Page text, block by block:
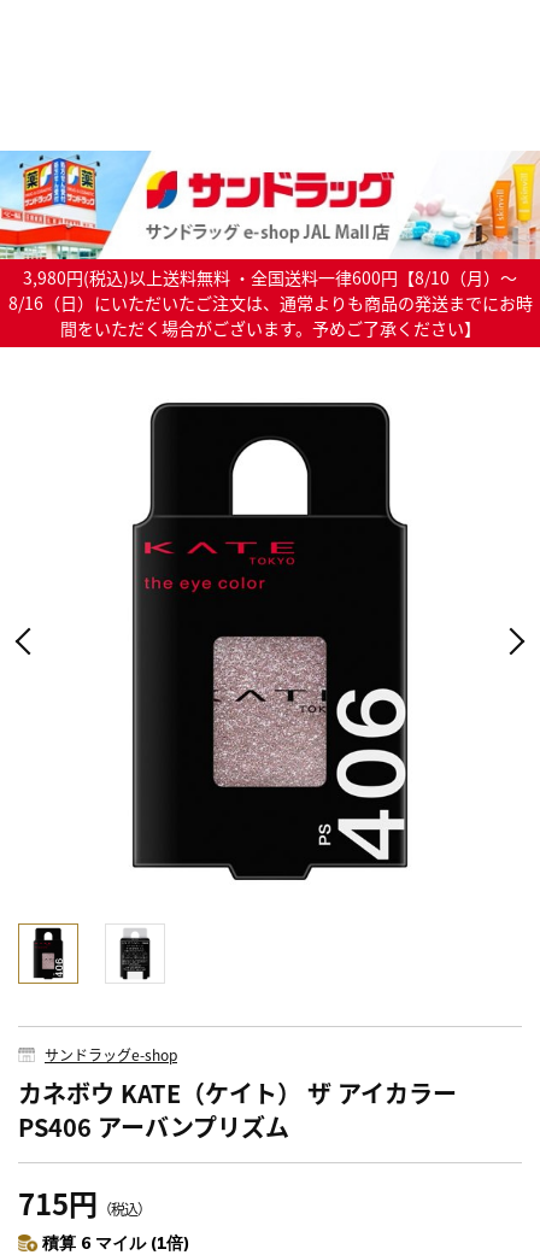
3,980円(税込)以上送料無料 ・全国送料一律600円【8/10（月）～
8/16（日）にいただいたご注文は、通常よりも商品の発送までにお時
間をいただく場合がございます。予めご了承ください】
サンドラッグe-shop
カネボウ KATE（ケイト） ザ アイカラー
PS406 アーバンプリズム
715円 （税込）
積算 6 マイル (1倍)